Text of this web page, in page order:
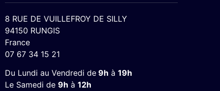
8 RUE DE VUILLEFROY DE SILLY
94150 RUNGIS
France
07 67 34 15 21
Du Lundi au Vendredi de 9h à 19h
Le Samedi de 9h à 12h